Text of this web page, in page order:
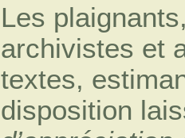
Les
archivistes et
textes,
disposition